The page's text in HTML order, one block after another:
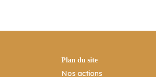
Plan du site
Nos actions